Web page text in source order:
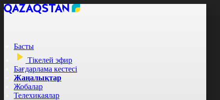
Басты
Тікелей эфир
Бағдарлама кестесі
Жаңалықтар
Жобалар
Телехикаялар